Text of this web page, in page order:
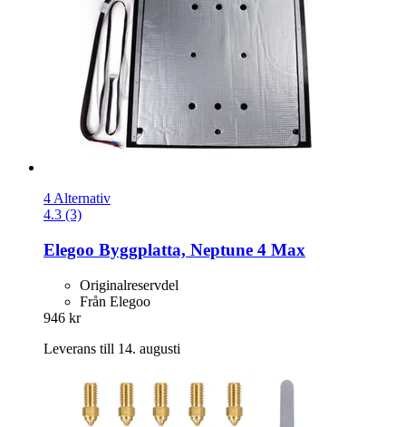
4 Alternativ
4.3 (3)
Elegoo Byggplatta, Neptune 4 Max
Originalreservdel
Från Elegoo
946 kr
Leverans till 14. augusti